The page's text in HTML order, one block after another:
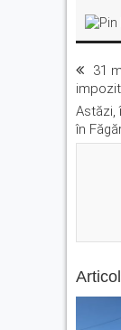
31
Astăzi,
în